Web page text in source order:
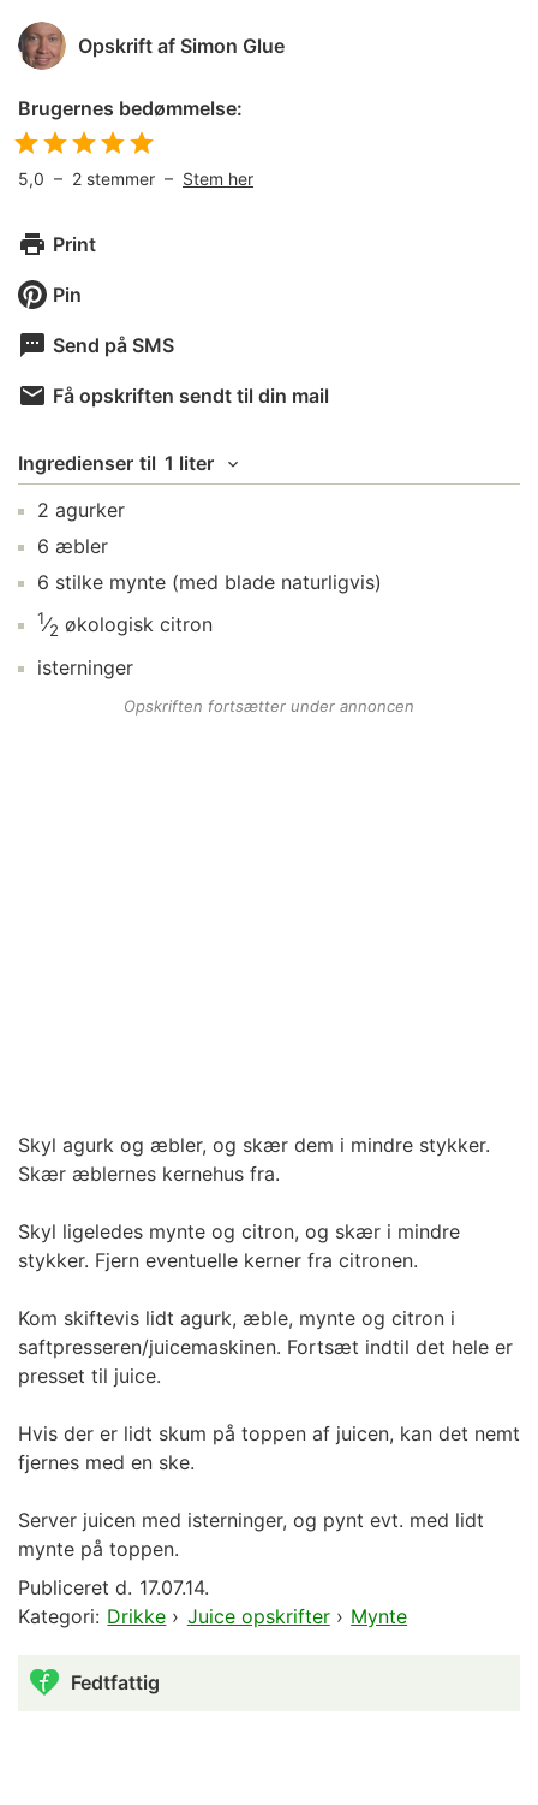
Opskrift af Simon Glue
Brugernes bedømmelse:
5,0 – 2 stemmer – Stem her
Print
Pin
Send på SMS
Få opskriften sendt til din mail
Ingredienser til 1 liter
2 agurker
6 æbler
6 stilke mynte (med blade naturligvis)
1⁄2 økologisk citron
isterninger
Opskriften fortsætter under annoncen
Skyl agurk og æbler, og skær dem i mindre stykker.
Skær æblernes kernehus fra.
Skyl ligeledes mynte og citron, og skær i mindre
stykker. Fjern eventuelle kerner fra citronen.
Kom skiftevis lidt agurk, æble, mynte og citron i
saftpresseren/juicemaskinen. Fortsæt indtil det hele er
presset til juice.
Hvis der er lidt skum på toppen af juicen, kan det nemt
fjernes med en ske.
Server juicen med isterninger, og pynt evt. med lidt
mynte på toppen.
Publiceret d. 17.07.14.
Kategori: Drikke › Juice opskrifter› Mynte
Fedtfattig